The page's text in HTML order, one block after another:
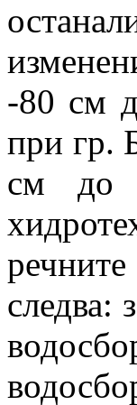
-80 см
при гр.
см до
следва: